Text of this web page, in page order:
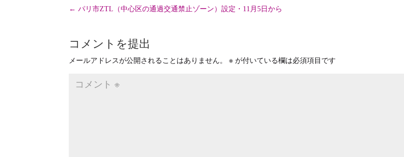
←パリ市ZTL（中心区の通過交通禁止ゾーン）設定・11月5日から
コメントを提出
メールアドレスが公開されることはありません。 ※ が付いている欄は必須項目です